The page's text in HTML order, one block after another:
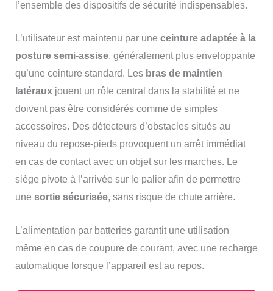
l’ensemble des dispositifs de sécurité indispensables.
L’utilisateur est maintenu par une ceinture adaptée à la
posture semi-assise, généralement plus enveloppante
qu’une ceinture standard. Les bras de maintien
latérauxjouent un rôle central dans la stabilité et ne
doivent pas être considérés comme de simples
accessoires. Des détecteurs d’obstacles situés au
niveau du repose-pieds provoquent un arrêt immédiat
en cas de contact avec un objet sur les marches. Le
siège pivote à l’arrivée sur le palier afin de permettre
une sortie sécurisée, sans risque de chute arrière.
L’alimentation par batteries garantit une utilisation
même en cas de coupure de courant, avec une recharge
automatique lorsque l’appareil est au repos.